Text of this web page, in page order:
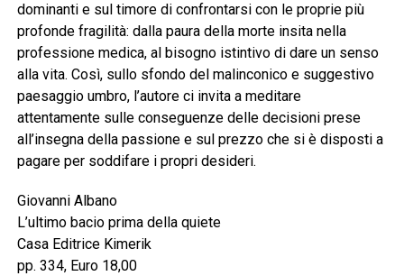
dominanti e sul timore di confrontarsi con le proprie più
profonde fragilità: dalla paura della morte insita nella
professione medica, al bisogno istintivo di dare un senso
alla vita. Così, sullo sfondo del malinconico e suggestivo
paesaggio umbro, l’autore ci invita a meditare
attentamente sulle conseguenze delle decisioni prese
all’insegna della passione e sul prezzo che si è disposti a
pagare per soddifare i propri desideri.
Giovanni Albano
L’ultimo bacio prima della quiete
Casa Editrice Kimerik
pp. 334, Euro 18,00